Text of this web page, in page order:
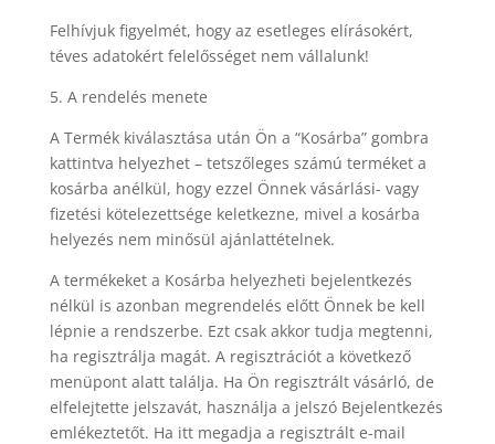
Felhívjuk figyelmét, hogy az esetleges elírásokért,
téves adatokért felelősséget nem vállalunk!
5. A rendelés menete
A Termék kiválasztása után Ön a “Kosárba” gombra
kattintva helyezhet – tetszőleges számú terméket a
kosárba anélkül, hogy ezzel Önnek vásárlási- vagy
fizetési kötelezettsége keletkezne, mivel a kosárba
helyezés nem minősül ajánlattételnek.
A termékeket a Kosárba helyezheti bejelentkezés
nélkül is azonban megrendelés előtt Önnek be kell
lépnie a rendszerbe. Ezt csak akkor tudja megtenni,
ha regisztrálja magát. A regisztrációt a következő
menüpont alatt találja. Ha Ön regisztrált vásárló, de
elfelejtette jelszavát, használja a jelszó Bejelentkezés
emlékeztetőt. Ha itt megadja a regisztrált e-mail